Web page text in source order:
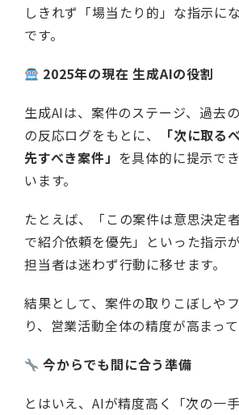
しきれず「場当たり的」な指示に
です。
2025年の現在 生成AIの役割
生成AIは、案件のステージ、過去
の反応ログをもとに、
「次に取る
先すべき案件」 を具体的に提示で
います。
たとえば、「この案件は意思決定
で紹介依頼を優先」といった指示
担当者は迷わず行動に移せます。
結果として、案件の取りこぼしや
り、営業活動全体の精度が高まって
今からでも間に合う準備
とはいえ、AIが精度高く「次の一